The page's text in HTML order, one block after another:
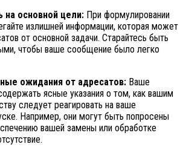
на основной цели: При формулировании
излишней информации, которая может
от основной задачи. Старайтесь быть
чтобы ваше сообщение было легко
ожидания от адресатов: Ваше
ясные указания о том, как вашим
следует реагировать на ваше
Например, они могут быть попросены
вашей замены или обработке